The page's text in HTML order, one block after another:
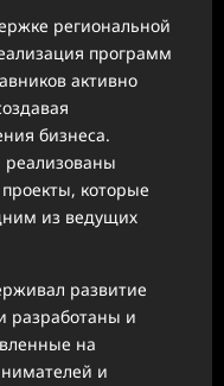
региональной
программ
активно
бизнеса.
реализованы
которые
из ведущих
развитие
разработаны и
на
и